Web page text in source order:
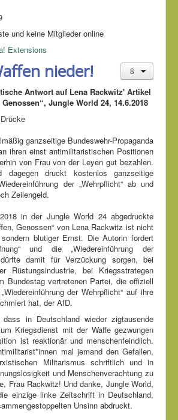
und keine Mitglieder online
Extensions
nieder!
Antwort auf Lena Rackwitz' Artikel
Jungle World 24, 14.6.2018
ganzseitige Bundeswehr-Propaganda
ihren einst antimilitaristischen Positionen
von Frau von der Leyen gut bezahlen.
dagegen druckt kostenlos ganzseitige
der „Wehrpflicht“ ab und
Zeilengeld.
in der Jungle World 24 abgedruckte
Genossen“ von Lena Rackwitz ist nicht
blutiger Ernst. Die Autorin fordert
und die „Wiedereinführung der
damit für Verzückung sorgen, bei
Rüstungsindustrie, bei Kriegsstrategen
Bundestag vertretenen Partei, die offiziell
der Wehrpflicht“ auf ihre
hat, der AfD.
in Deutschland wieder zigtausende
Kriegsdienst mit der Waffe gezwungen
ist reaktionär und menschenfeindlich.
mal jemand den Gefallen,
Militarismus schriftlich und in
und Menschenverachtung zu
Frau Rackwitz! Und danke, Jungle World,
einzige linke Zeitschrift in Deutschland,
Unsinn abdruckt.